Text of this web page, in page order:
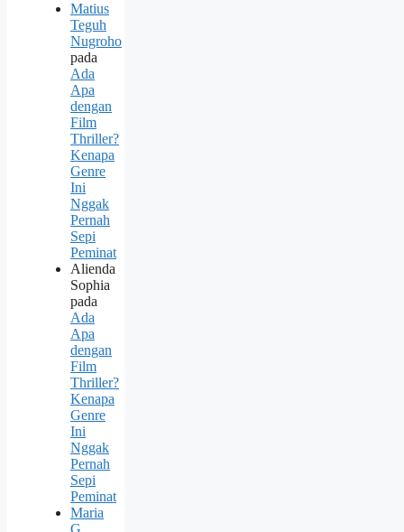
Matius
Teguh
Nugroho
pada
Ada
Apa
dengan
Film
Thriller?
Kenapa
Genre
Ini
Nggak
Pernah
Sepi
Peminat
Alienda
Sophia
pada
Ada
Apa
dengan
Film
Thriller?
Kenapa
Genre
Ini
Nggak
Pernah
Sepi
Peminat
Maria
G